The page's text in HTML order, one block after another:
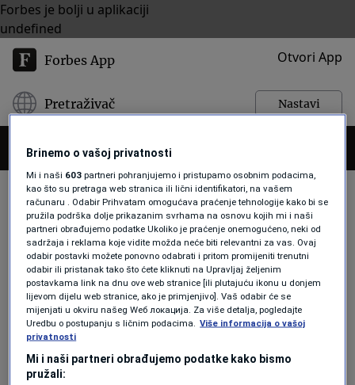
Forbes je bolji u aplikaciji
undefined
Forbes App Otvori App
Pretraživač Nastavi
PREDSJEDNIČKA UTRKA
LISTE
Koliko su bogati kandidati u utrci za
Bijelu kuću?
Brinemo o vašoj privatnosti
Mi i naši 603 partneri pohranjujemo i pristupamo osobnim podacima,
kao što su pretraga web stranica ili lični identifikatori, na vašem
računaru . Odabir Prihvatam omogućava praćenje tehnologije kako bi se
pružila podrška dolje prikazanim svrhama na osnovu kojih mi i naši
partneri obrađujemo podatke Ukoliko je praćenje onemogućeno, neki od
sadržaja i reklama koje vidite možda neće biti relevantni za vas. Ovaj
odabir postavki možete ponovno odabrati i pritom promijeniti trenutni
odabir ili pristanak tako što ćete kliknuti na Upravljaj željenim
postavkama link na dnu ove web stranice [ili plutajuću ikonu u donjem
lijevom dijelu web stranice, ako je primjenjivo]. Vaš odabir će se
mijenjati u okviru našeg Wеб локација. Za više detalja, pogledajte
Uredbu o postupanju s ličnim podacima.
Više informacija o vašoj
privatnosti
Mi i naši partneri obrađujemo podatke kako bismo
pružali: